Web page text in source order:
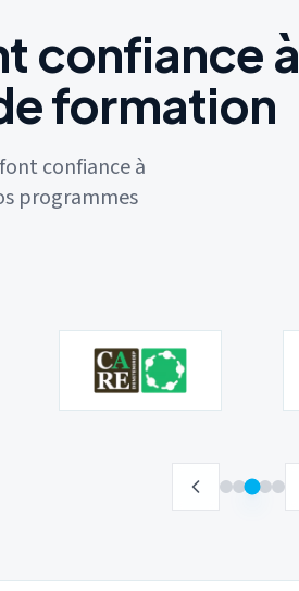
confiance à
formation
confiance à
programmes